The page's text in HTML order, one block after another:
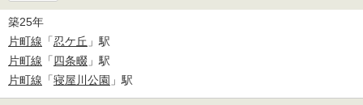
築25年
片町線 「忍ケ丘 」駅
片町線 「四条畷 」駅
片町線 「寝屋川公園 」駅